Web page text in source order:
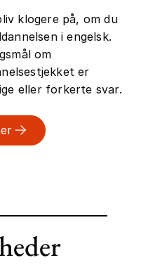
klogere på, om du
i engelsk.
om
er
eller forkerte svar.